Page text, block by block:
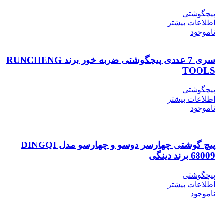
پیچگوشتی
اطلاعات بیشتر
ناموجود
سری 7 عددی پیچگوشتی ضربه خور برند RUNCHENG
TOOLS
پیچگوشتی
اطلاعات بیشتر
ناموجود
پیچ گوشتی چهارسر دوسو و چهارسو مدل DINGQI
68009 برند دینگی
پیچگوشتی
اطلاعات بیشتر
ناموجود